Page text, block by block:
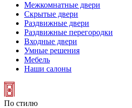
Межкомнатные двери
Скрытые двери
Раздвижные двери
Раздвижные перегородки
Входные двери
Умные решения
Мебель
Наши салоны
По стилю